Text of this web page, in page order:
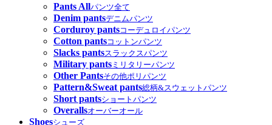
Pants Allパンツ全て
Denim pantsデニムパンツ
Corduroy pantsコーデュロイパンツ
Cotton pantsコットンパンツ
Slacks pantsスラックスパンツ
Military pants ミリタリーパンツ
Other Pantsその他ポリパンツ
Pattern&Sweat pants総柄&スウェットパンツ
Short pantsショートパンツ
Overallsオーバーオール
Shoesシューズ